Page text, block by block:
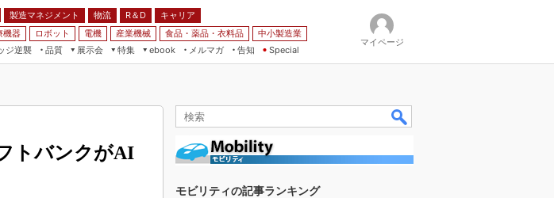
製造マネジメント 物流 R＆D
キャリア
機器 ロボット 電機 産業機械 食品・薬品・衣料品
中小製造業
ジ逆襲 品質
展示会
特集
ービス
ebook
メルマガ
告知 Special
マイページ
トバンクがAI
モビリティの記事ランキング